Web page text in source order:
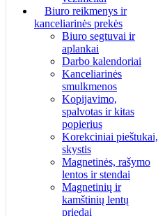
Biuro reikmenys ir
kanceliarinės prekės
Biuro segtuvai ir
aplankai
Darbo kalendoriai
Kanceliarinės
smulkmenos
Kopijavimo,
spalvotas ir kitas
popierius
Korekciniai pieštukai,
skystis
Magnetinės, rašymo
lentos ir stendai
Magnetinių ir
kamštinių lentų
priedai